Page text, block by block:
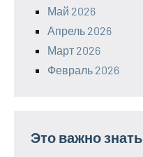
Май 2026
Апрель 2026
Март 2026
Февраль 2026
Это важно знать